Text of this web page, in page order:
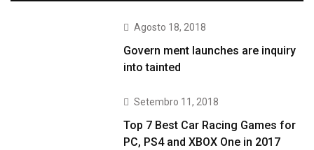
Agosto 18, 2018
Govern ment launches are inquiry
into tainted
Setembro 11, 2018
Top 7 Best Car Racing Games for
PC, PS4 and XBOX One in 2017